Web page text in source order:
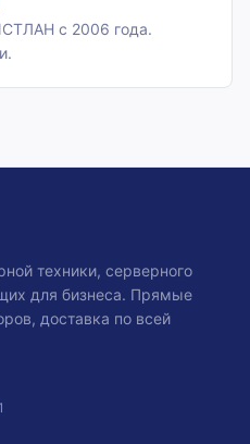
с 2006 года.
техники, серверного
для бизнеса. Прямые
доставка по всей